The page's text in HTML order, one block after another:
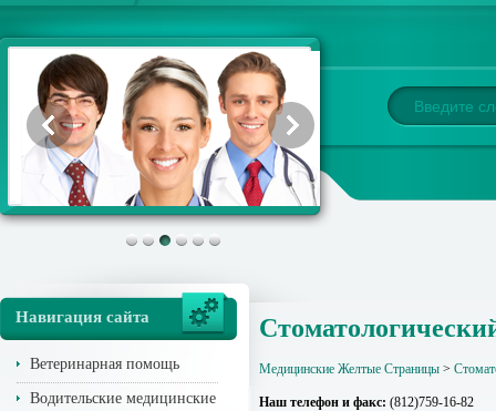
Навигация сайта
Ветеринарная помощь
Водительские медицинские
Медицинские Желтые Страницы >
Наш телефон и факс: (812)759-16-82